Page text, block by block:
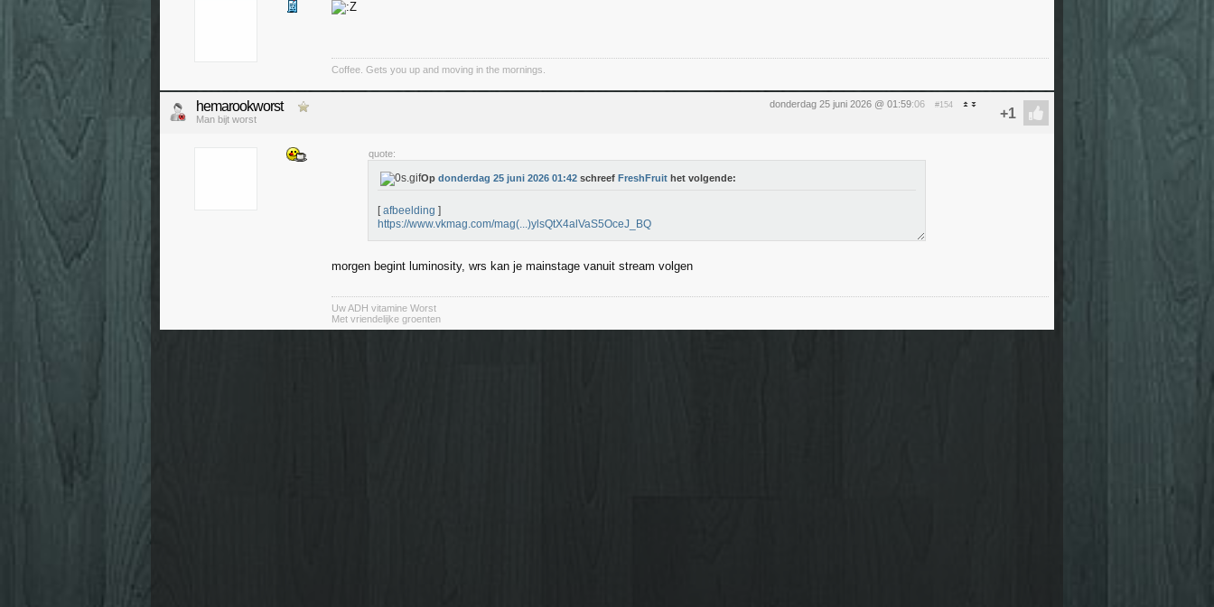
Coffee. Gets you up and moving in the mornings.
donderdag 25 juni 2026 @ 01:59:06 #154
hemarookworst
Man bijt worst
quote:
Op donderdag 25 juni 2026 01:42 schreef FreshFruit het volgende:
[afbeelding ]
https://www.vkmag.com/mag(...)ylsQtX4alVaS5OceJ_BQ
morgen begint luminosity, wrs kan je mainstage vanuit stream volgen
Uw ADH vitamine Worst
Met vriendelijke groenten